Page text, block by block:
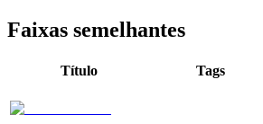
Faixas semelhantes
Título Tags